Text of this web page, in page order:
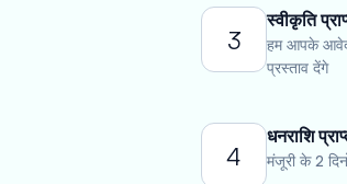
3
स्वीकृति
हम आपके
प्रस्ताव देंगे
4
धनराशि
मंजूरी के 2